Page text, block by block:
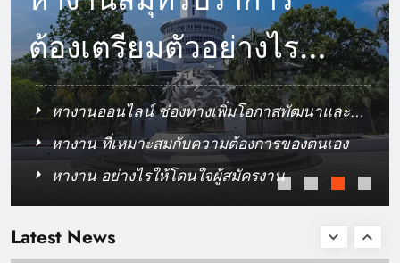
ต้องเตรียมตัวอย่างไร
ก่อนสมัครงาน
หางานออนไลน์ ช่องทางเพิ่มโอกาสพัฒนาและ
สร้างความก้าวหน้า
หางาน ที่เหมาะสมกับความต้องการของตนเอง
หางาน อย่างไรให้โดนใจผู้สมัครงาน
Latest News
การนำเทคโนโลยีเกี่ยวกับระบบการ ทําเรซูเม่ มา